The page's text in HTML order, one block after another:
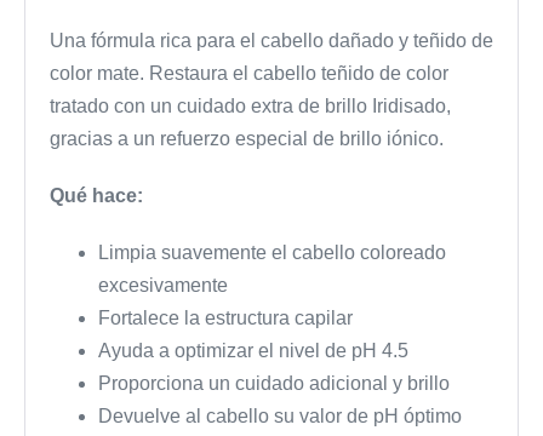
Una fórmula rica para el cabello dañado y teñido de
color mate. Restaura el cabello teñido de color
tratado con un cuidado extra de brillo Iridisado,
gracias a un refuerzo especial de brillo iónico.
Qué hace:
Limpia suavemente el cabello coloreado
excesivamente
Fortalece la estructura capilar
Ayuda a optimizar el nivel de pH 4.5
Proporciona un cuidado adicional y brillo
Devuelve al cabello su valor de pH óptimo